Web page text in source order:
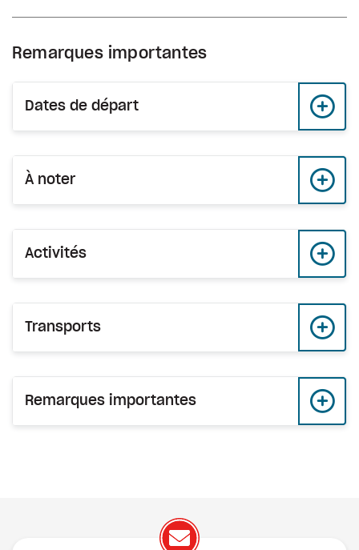
Remarques importantes
Dates de départ
À noter
Activités
Transports
Remarques importantes